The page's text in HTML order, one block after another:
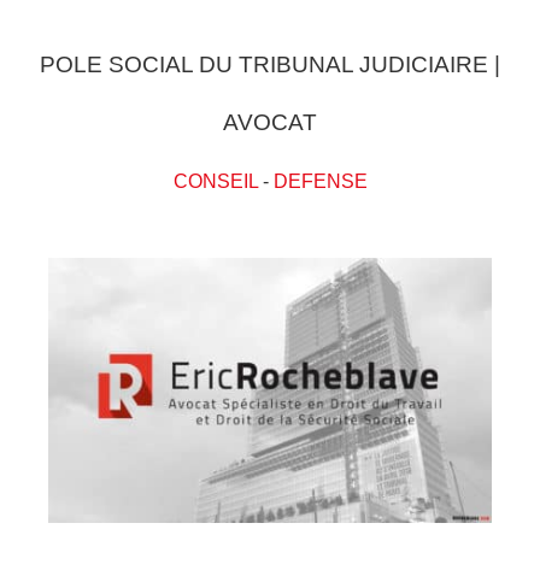
POLE SOCIAL DU TRIBUNAL JUDICIAIRE |
AVOCAT
CONSEIL- DEFENSE